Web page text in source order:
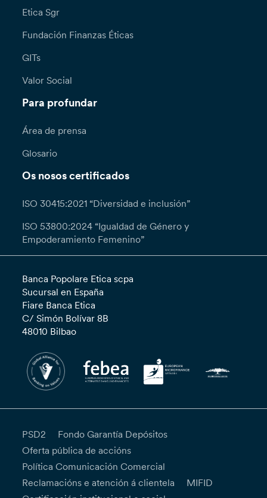
Etica Sgr
Fundación Finanzas Éticas
GITs
Valor Social
Para profundar
Área de prensa
Glosario
Os nosos certificados
ISO 30415:2021 “Diversidad e inclusión”
ISO 53800:2024 “Igualdad de Género y
Empoderamiento Femenino”
Banca Popolare Etica scpa
Sucursal en España
Fiare Banca Etica
C/ Simón Bolívar 8B
48010 Bilbao
PSD2
Fondo Garantía Depósitos
Oferta pública de accións
Política Comunicación Comercial
Reclamacións e atención á clientela
MIFID